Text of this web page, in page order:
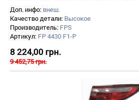
Доп. инфо: внеш.
Качество детали: Высокое
Производитель: FPS
Артикул: FP 4430 F1-P
8 224,00 грн.
9 452,75 грн.